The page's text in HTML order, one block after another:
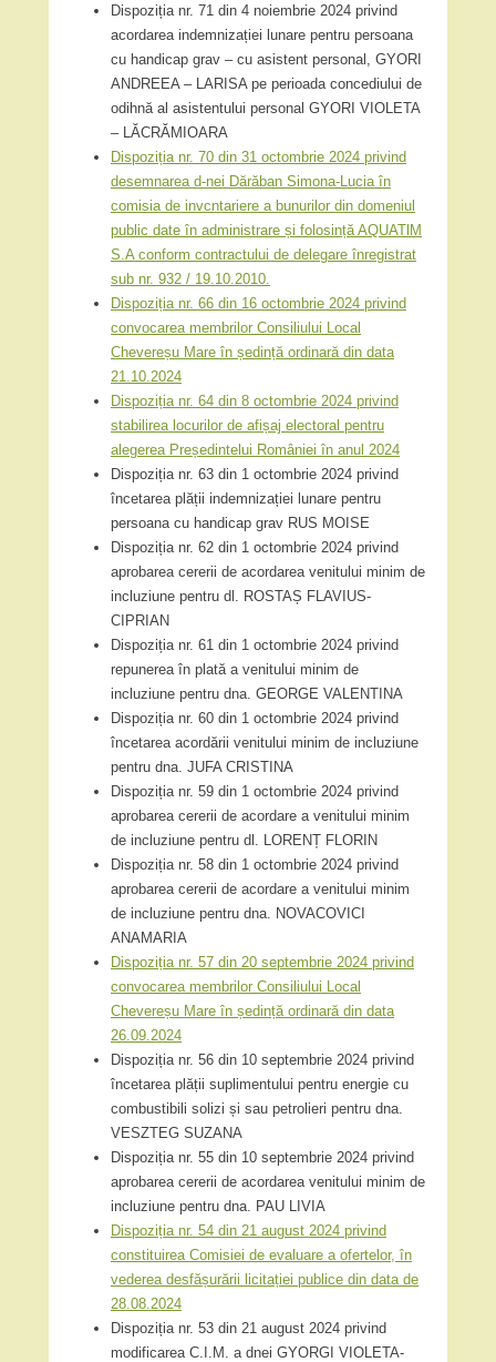
Dispoziția nr. 71 din 4 noiembrie 2024 privind
acordarea indemnizației lunare pentru persoana
cu handicap grav – cu asistent personal, GYORI
ANDREEA – LARISA pe perioada concediului de
odihnă al asistentului personal GYORI VIOLETA
– LĂCRĂMIOARA
Dispoziția nr. 70 din 31 octombrie 2024 privind
desemnarea d-nei Dărăban Simona-Lucia în
comisia de invcntariere a bunurilor din domeniul
public date în administrare și folosință AQUATlM
S.A conform contractului de delegare înregistrat
sub nr. 932 / 19.10.2010.
Dispoziția nr. 66 din 16 octombrie 2024 privind
convocarea membrilor Consiliului Local
Chevereșu Mare în ședință ordinară din data
21.10.2024
Dispoziția nr. 64 din 8 octombrie 2024 privind
stabilirea locurilor de afișaj electoral pentru
alegerea Președintelui României în anul 2024
Dispoziția nr. 63 din 1 octombrie 2024 privind
încetarea plății indemnizației lunare pentru
persoana cu handicap grav RUS MOISE
Dispoziția nr. 62 din 1 octombrie 2024 privind
aprobarea cererii de acordarea venitului minim de
incluziune pentru dl. ROSTAȘ FLAVIUS-
CIPRIAN
Dispoziția nr. 61 din 1 octombrie 2024 privind
repunerea în plată a venitului minim de
incluziune pentru dna. GEORGE VALENTINA
Dispoziția nr. 60 din 1 octombrie 2024 privind
încetarea acordării venitului minim de incluziune
pentru dna. JUFA CRISTINA
Dispoziția nr. 59 din 1 octombrie 2024 privind
aprobarea cererii de acordare a venitului minim
de incluziune pentru dl. LORENȚ FLORIN
Dispoziția nr. 58 din 1 octombrie 2024 privind
aprobarea cererii de acordare a venitului minim
de incluziune pentru dna. NOVACOVICI
ANAMARIA
Dispoziția nr. 57 din 20 septembrie 2024 privind
convocarea membrilor Consiliului Local
Chevereșu Mare în ședință ordinară din data
26.09.2024
Dispoziția nr. 56 din 10 septembrie 2024 privind
încetarea plății suplimentului pentru energie cu
combustibili solizi și sau petrolieri pentru dna.
VESZTEG SUZANA
Dispoziția nr. 55 din 10 septembrie 2024 privind
aprobarea cererii de acordarea venitului minim de
incluziune pentru dna. PAU LIVIA
Dispoziția nr. 54 din 21 august 2024 privind
constituirea Comisiei de evaluare a ofertelor, în
vederea desfășurării licitației publice din data de
28.08.2024
Dispoziția nr. 53 din 21 august 2024 privind
modificarea C.I.M. a dnei GYORGI VIOLETA-